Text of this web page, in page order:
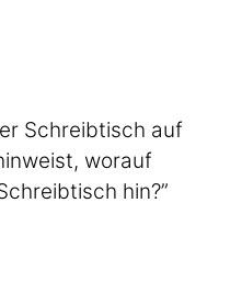
Schreibtisch auf
worauf
hin?”